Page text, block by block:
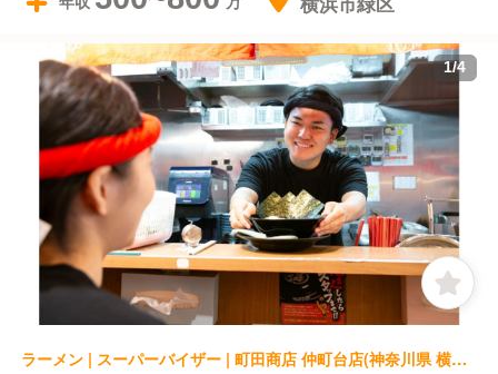
1/4
ラーメン | スーパーバイザー | 町田商店 仲町台店(神奈川県 横浜市都筑区)